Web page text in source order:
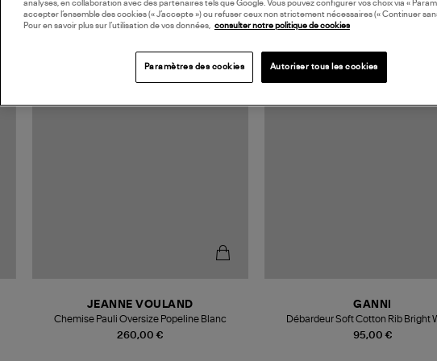
260,00 €
JEANNE VOULAND
Chemise Pauli Oversize Popeline Blanc
95,00 €
GANNI
Débardeur Soft Cotton Rib Bright
analyses, en collaboration avec des partenaires tels que Google. Vous pouvez configurer vos choix via «
accepter l’ensemble des cookies (« J’accepte ») ou refuser ceux non strictement nécessaires (« Continuer
Pour en savoir plus sur l’utilisation de vos données, consulter notre politique de cookies
Paramètres des cookies Autoriser tous les cookies